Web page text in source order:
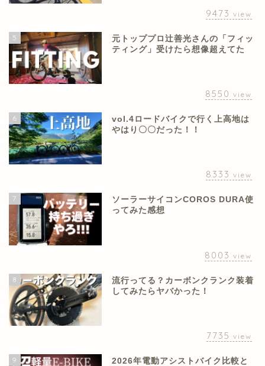
9473 view
5
元トッププロ辻善光さんの「フィッ
ティング」受けたら想像超えてた
8550 view
6
vol.4ロードバイクで行く上高地は
やはり〇〇だった！！
8333 view
7
ソーラーサイコンCOROS DURA使
ってみた感想
8003 view
8
流行ってる？カーボンクランク装着
してみたらヤバかった！
7735 view
9
2026年電動アシストバイク比較と